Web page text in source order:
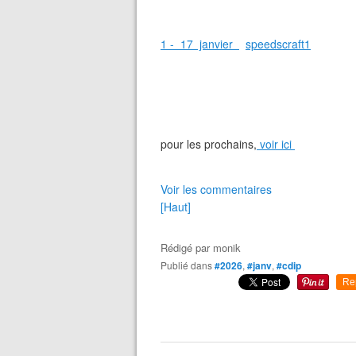
1 - 17 janvier speedscraft1
pour les prochains, voir ici
Voir les commentaires
[Haut]
Rédigé par monik
Publié dans#2026, #janv, #cdip